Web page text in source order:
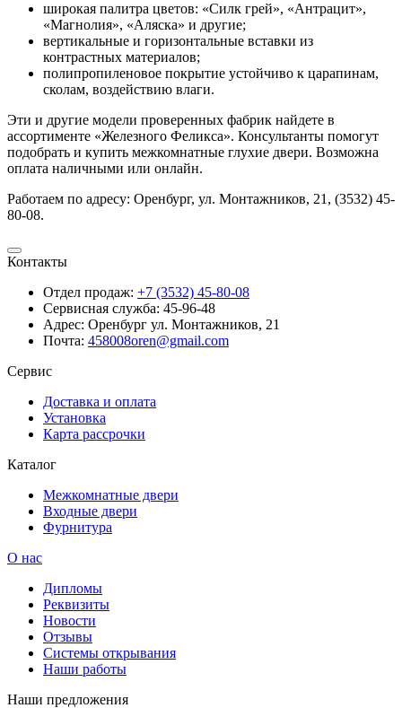
широкая палитра цветов: «Силк грей», «Антрацит»,
«Магнолия», «Аляска» и другие;
вертикальные и горизонтальные вставки из
контрастных материалов;
полипропиленовое покрытие устойчиво к царапинам,
сколам, воздействию влаги.
Эти и другие модели проверенных фабрик найдете в
ассортименте «Железного Феликса». Консультанты помогут
подобрать и купить межкомнатные глухие двери. Возможна
оплата наличными или онлайн.
Работаем по адресу: Оренбург, ул. Монтажников, 21, (3532) 45-
80-08.
Контакты
Отдел продаж: +7 (3532) 45-80-08
Сервисная служба: 45-96-48
Адрес: Оренбург ул. Монтажников, 21
Почта: 458008oren@gmail.com
Сервис
Доставка и оплата
Установка
Карта рассрочки
Каталог
Межкомнатные двери
Входные двери
Фурнитура
О нас
Дипломы
Реквизиты
Новости
Отзывы
Системы открывания
Наши работы
Наши предложения